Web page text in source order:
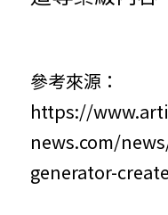
參考來源：
https://
news.com/
generator-